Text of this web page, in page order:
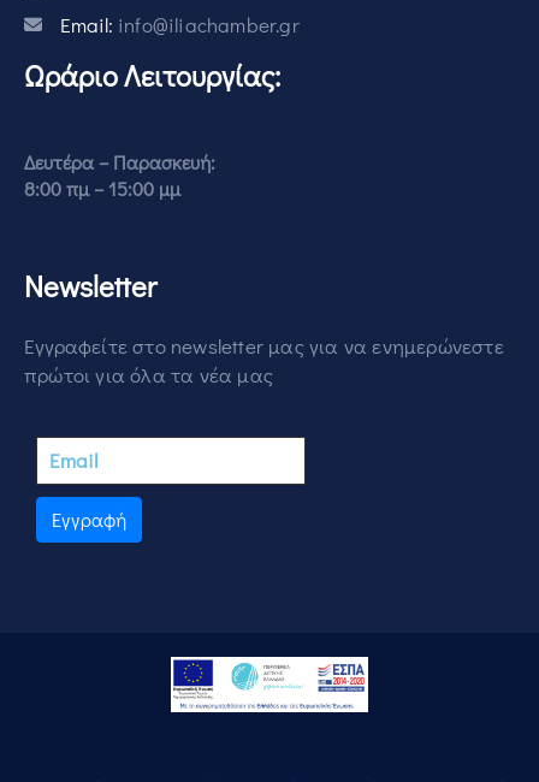
Email: info@iliachamber.gr
Ωράριο Λειτουργίας:
Δευτέρα – Παρασκευή:
8:00 πμ – 15:00 μμ
Newsletter
Εγγραφείτε στο newsletter μας για να ενημερώνεστε
πρώτοι για όλα τα νέα μας
Εγγραφή